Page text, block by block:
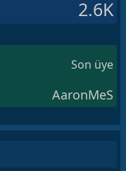
2.6K
Son üye
AaronMeS